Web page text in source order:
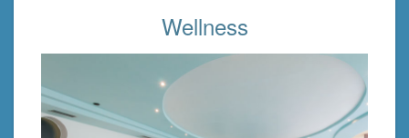
Wellness